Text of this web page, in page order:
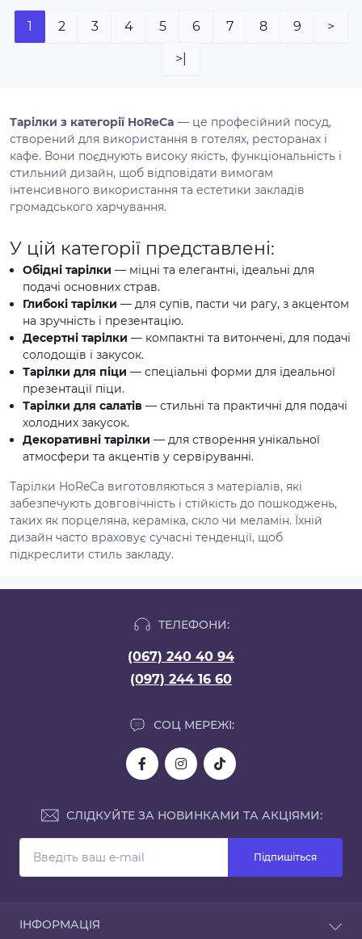
1 2 3 4 5 6 7 8 9 >
>|
Тарілки з категорії HoReCa — це професійний посуд,
створений для використання в готелях, ресторанах і
кафе. Вони поєднують високу якість, функціональність і
стильний дизайн, щоб відповідати вимогам
інтенсивного використання та естетики закладів
громадського харчування.
У цій категорії представлені:
Обідні тарілки — міцні та елегантні, ідеальні для
подачі основних страв.
Глибокі тарілки — для супів, пасти чи рагу, з акцентом
на зручність і презентацію.
Десертні тарілки — компактні та витончені, для подачі
солодощів і закусок.
Тарілки для піци — спеціальні форми для ідеальної
презентації піци.
Тарілки для салатів — стильні та практичні для подачі
холодних закусок.
Декоративні тарілки — для створення унікальної
атмосфери та акцентів у сервіруванні.
Тарілки HoReCa виготовляються з матеріалів, які
забезпечують довговічність і стійкість до пошкоджень,
таких як порцеляна, кераміка, скло чи меламін. Їхній
дизайн часто враховує сучасні тенденції, щоб
підкреслити стиль закладу.
ТЕЛЕФОНИ:
(067) 240 40 94
(097) 244 16 60
СОЦ МЕРЕЖІ:
СЛІДКУЙТЕ ЗА НОВИНКАМИ ТА АКЦІЯМИ:
Підпишіться
ІНФОРМАЦІЯ